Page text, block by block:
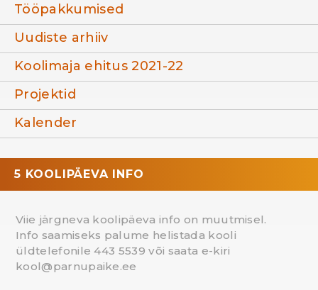
Tööpakkumised
Uudiste arhiiv
Koolimaja ehitus 2021-22
Projektid
Kalender
5 KOOLIPÄEVA INFO
Viie järgneva koolipäeva info on muutmisel.
Info saamiseks palume helistada kooli
üldtelefonile 443 5539 või saata e-kiri
kool@parnupaike.ee